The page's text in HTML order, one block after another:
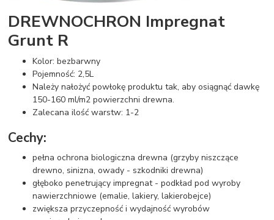
DREWNOCHRON Impregnat
Grunt R
Kolor: bezbarwny
Pojemność: 2,5L
Należy nałożyć powłokę produktu tak, aby osiągnąć dawkę
150-160 ml/m2 powierzchni drewna.
Zalecana ilość warstw: 1-2
Cechy:
pełna ochrona biologiczna drewna (grzyby niszczące
drewno, sinizna, owady - szkodniki drewna)
głęboko penetrujący impregnat - podkład pod wyroby
nawierzchniowe (emalie, lakiery, lakierobejce)
zwiększa przyczepność i wydajność wyrobów